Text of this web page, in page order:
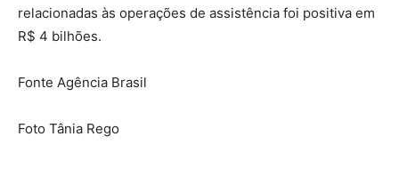
relacionadas às operações de assistência foi positiva em
R$ 4 bilhões.
Fonte Agência Brasil
Foto Tânia Rego